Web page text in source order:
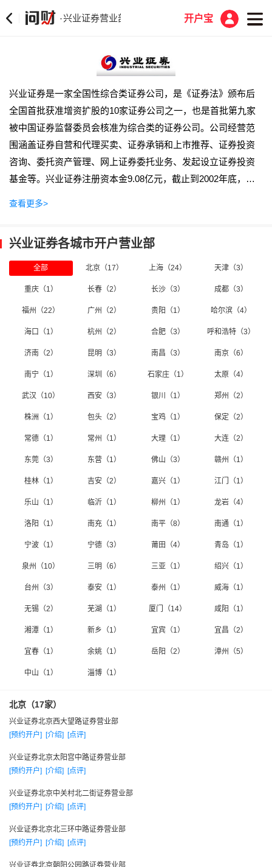
·兴业证券营业部 开户宝
兴业证券是一家全国性综合类证券公司，是《证券法》颁布后
全国首批获准增资扩股的10家证券公司之一，也是首批第九家
被中国证券监督委员会核准为综合类的证券公司。公司经营范
围涵盖证券自营和代理买卖、证券承销和上市推荐、证券投资
咨询、委托资产管理、网上证券委托业务、发起设立证券投资
基金等。兴业证券注册资本金9.08亿元，截止到2002年底，总
兴业证券股份有限公司是中国创新类证券公司和A类A级证
券公司，经营范围涵盖证券自营和代理买卖、证券承销和上市
部设在福建省福州市。自1990年创业以来，兴业证券严格遵照
“法制、监管、自律、规范”监管方针，孜孜不倦致力于建设专业
化的服务体系、营销体系和管理体系，证券承销和交易业务稳
国性证券公司。
兴业证券
编辑本段
网点和24个营业部网点，同时，公司积极拓展证券投资、证券
研究、证券投资基金、客户资产管理、财务顾问、固定收益与
衍生品和直接投资等业务，努力为客户提供综合性优质金融服
产收益率、营业收入、利润总额、净利润、净资产等5项经营指
标跻身全行业前列，分别列第2、第18位、第16位、第18和第19
位。
经营管理风格。公司把合规经营、加强自律、防范风险放在十
分突出地位置上，自觉遵守各项法律、法规和行业公约，从未
理体制和风险控制机制规避经营风险，公司资产质量良好,荣获
A类A级公司评级，被列入风险管理能力高，应对市场变化的能
力强，在新业务、新产品方面具有较强的风险控制能力的证券
公司行列。
在中国证券市场走进全新发展时期的大背景下，兴业证券
于2007年完成新一轮增资扩股，公司注册资本增至14.9亿元，
净资产超过32亿元，进一步增强综合发展实力和抗风险能力。
兴业证券力争经过3-5年的艰苦努力，把公司建成具备比较鲜明
的业务发展特色、良好的客户服务体系、运行高效的内部管
理、专业优秀的人才团队、科学合理的激励机制和持续盈利能
查看更多>
兴业证券各城市开户营业部
全部 北京（17） 上海（24） 天津（3）
重庆（1） 长春（2） 长沙（3） 成都（3）
福州（22） 广州（2） 贵阳（1） 哈尔滨（4）
海口（1） 杭州（2） 合肥（3） 呼和浩特（3）
济南（2） 昆明（3） 南昌（3） 南京（6）
南宁（1） 深圳（6） 石家庄（1） 太原（4）
武汉（10） 西安（3） 银川（1） 郑州（2）
株洲（1） 包头（2） 宝鸡（1） 保定（2）
常德（1） 常州（1） 大理（1） 大连（2）
东莞（3） 东营（1） 佛山（3） 赣州（1）
桂林（1） 吉安（2） 嘉兴（1） 江门（1）
乐山（1） 临沂（1） 柳州（1） 龙岩（4）
洛阳（1） 南充（1） 南平（8） 南通（1）
宁波（1） 宁德（3） 莆田（4） 青岛（1）
泉州（10） 三明（6） 三亚（1） 绍兴（1）
台州（3） 泰安（1） 泰州（1） 威海（1）
无锡（2） 芜湖（1） 厦门（14） 咸阳（1）
湘潭（1） 新乡（1） 宜宾（1） 宜昌（2）
宜春（1） 余姚（1） 岳阳（2） 漳州（5）
中山（1） 淄博（1）
北京（17家）
兴业证券北京西大望路证券营业部
[预约开户] [介绍] [点评]
兴业证券北京太阳宫中路证券营业部
[预约开户] [介绍] [点评]
兴业证券北京中关村北二街证券营业部
[预约开户] [介绍] [点评]
兴业证券北京北三环中路证券营业部
[预约开户] [介绍] [点评]
兴业证券北京朝阳公园路证券营业部